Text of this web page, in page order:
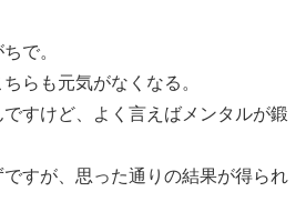
で。
らも元気がなくなる。
すけど、よく言えばメンタルが鍛
すが、思った通りの結果が得られ